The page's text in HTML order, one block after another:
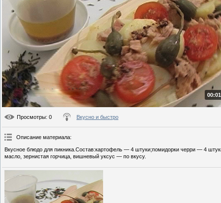
Просмотры: 0 Вкусно и быстро
Описание материала:
Вкусное блюдо для пикника.Состав:картофель — 4 штуки;помидорки черри — 4
масло, зернистая горчица, вишневый уксус — по вкусу.